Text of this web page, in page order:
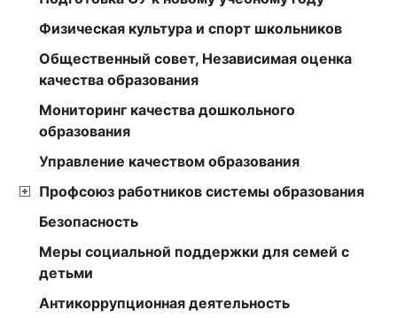
Физическая культура и спорт школьников
Общественный совет, Независимая оценка
качества образования
Мониторинг качества дошкольного
образования
Управление качеством образования
Профсоюз работников системы образования
Безопасность
Меры социальной поддержки для семей с
детьми
Антикоррупционная деятельность